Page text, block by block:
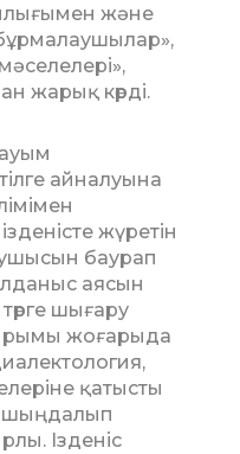
және
бұрмалаушылар»,
жарық көрді.
айналуына
жүретін
баурап
аясын
шығару
жоғарыда
қатысты
шыңдалып
Ізденіс